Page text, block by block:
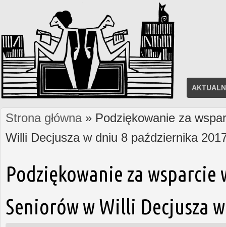
Jesteś tutaj
Strona główna» Podziękowanie za
Willi Decjusza w dniu 8 października
Podziękowanie za
Seniorów w Willi Decjusza